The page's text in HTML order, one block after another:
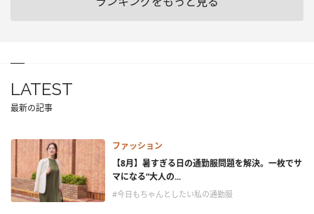
LATEST
最新の記事
ファッション
【8月】暑すぎる日の通勤服問題を解決。一枚でサ
マになる“大人の...
#今日もちゃんとしたい私の通勤服